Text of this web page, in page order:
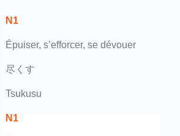
N1
Épuiser, s’efforcer, se dévouer
尽くす
Tsukusu
N1